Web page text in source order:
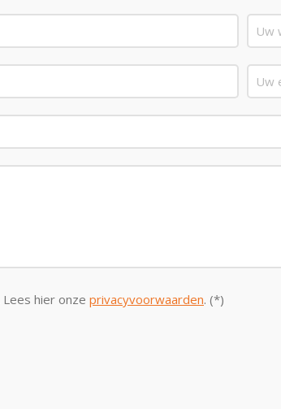
Lees hier onze privacyvoorwaarden. (*)